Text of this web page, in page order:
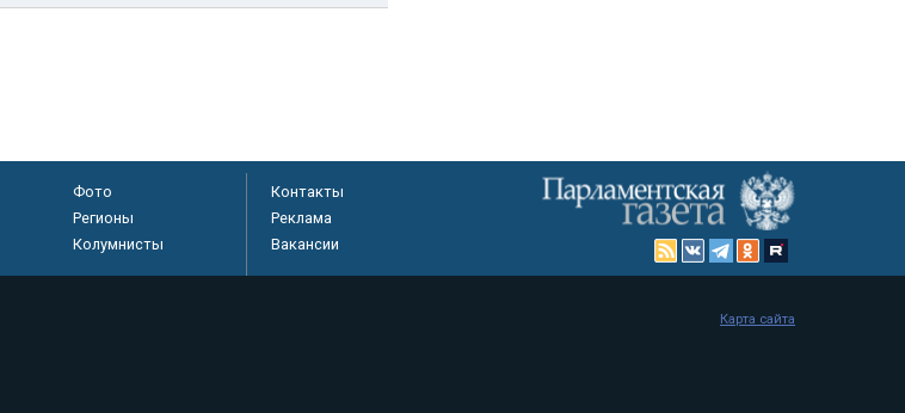
Фото
Регионы
Колумнисты
Контакты
Реклама
Вакансии
Карта сайта